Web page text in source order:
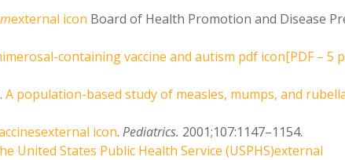
external icon Board of Health Promotion and Disease
containing vaccine and autism pdf icon[PDF – 5
A population-based study of measles, mumps, and
icon. Pediatrics. 2001;107:1147–1154.
United States Public Health Service (USPHS)external